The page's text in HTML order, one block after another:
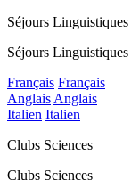
Séjours Linguistiques
Séjours Linguistiques
Français Français
Anglais Anglais
Italien Italien
Clubs Sciences
Clubs Sciences